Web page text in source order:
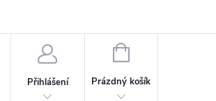
Přihlášení
NÁKUPNÍ
Prázdný košík